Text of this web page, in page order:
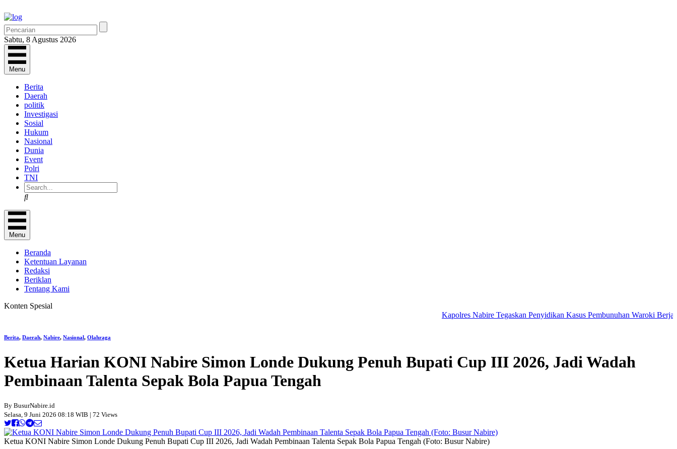
Sabtu, 8 Agustus 2026
Menu
Berita
Daerah
politik
Investigasi
Sosial
Hukum
Nasional
Dunia
Event
Polri
TNI
Search
Menu
Beranda
Ketentuan Layanan
Redaksi
Beriklan
Tentang Kami
Konten Spesial
Kapolres Nabire Tegaskan Penyidikan Kasus Pembunuhan Waroki Berjalan
Berita, Daerah, Nabire, Nasional, Olahraga
Ketua Harian KONI Nabire Simon Londe Dukung Penuh Bupati Cup III 2026, Jadi Wadah
Pembinaan Talenta Sepak Bola Papua Tengah
By BusurNabire.id
Selasa, 9 Juni 2026 08:18 WIB | 72 Views
Ketua KONI Nabire Simon Londe Dukung Penuh Bupati Cup III 2026, Jadi Wadah Pembinaan Talenta Sepak Bola Papua Tengah (Foto: Busur Nabire)